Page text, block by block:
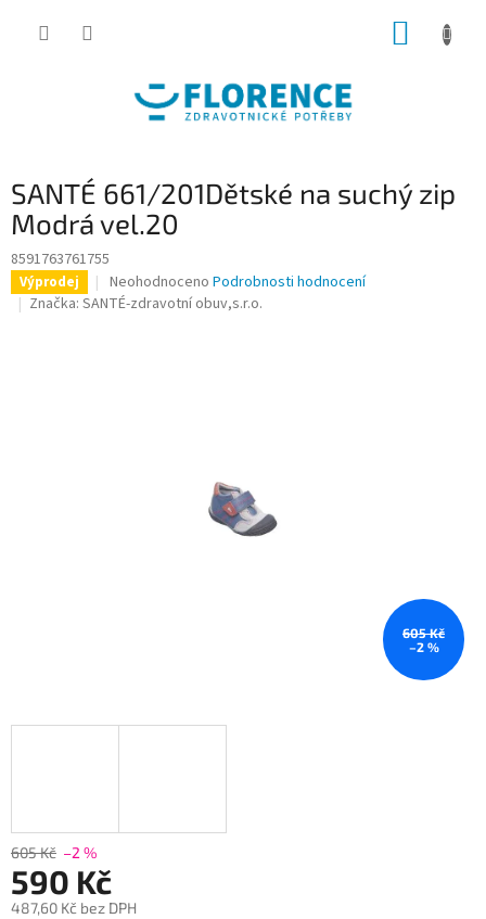
SANTÉ 661/201Dětské na suchý zip
Modrá vel.20
8591763761755
Výprodej
Průměrné
hodnocení
Neohodnoceno Podrobnosti hodnocení
Značka: SANTÉ-zdravotní obuv,s.r.o.
605 Kč
–2 %
605 Kč –2 %
590 Kč
487,60 Kč bez DPH